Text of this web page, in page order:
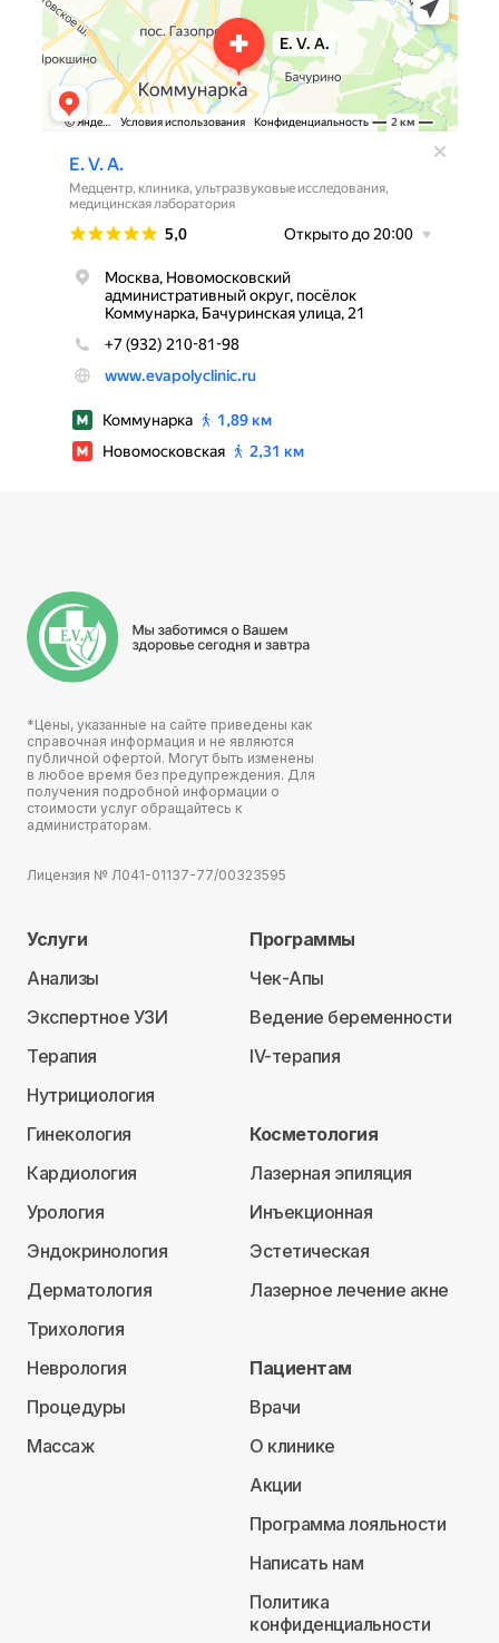
*Цены, указанные на сайте приведены как
справочная информация и не являются
публичной офертой. Могут быть изменены
в любое время без предупреждения. Для
получения подробной информации о
стоимости услуг обращайтесь к
администраторам.
Лицензия № Л041-01137-77/00323595
Услуги
Анализы
Экспертное УЗИ
Терапия
Нутрициология
Гинекология
Кардиология
Урология
Эндокринология
Дерматология
Трихология
Неврология
Процедуры
Массаж
Программы
Чек-Апы
Ведение беременности
IV-терапия
Косметология
Лазерная эпиляция
Инъекционная
Эстетическая
Лазерное лечение акне
Пациентам
Врачи
О клинике
Акции
Программа лояльности
Написать нам
Политика
конфиденциальности